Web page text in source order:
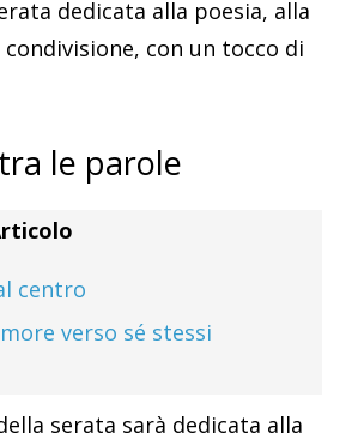
dedicata alla poesia, alla
con un tocco di
le parole
centro
verso sé stessi
serata sarà dedicata alla